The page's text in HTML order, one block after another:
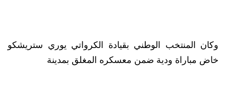
وكان المنتخب الوطني بقيادة الكرواتي يوري ستريشكو
خاض مباراة ودية ضمن معسكره المغلق بمدينة